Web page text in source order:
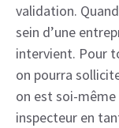
validation.
sein d’une
intervient. Pour
on pourra
on est soi-même
inspecteur en